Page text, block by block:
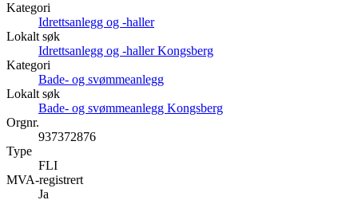
Kategori
Idrettsanlegg og -haller
Lokalt søk
Idrettsanlegg og -haller Kongsberg
Kategori
Bade- og svømmeanlegg
Lokalt søk
Bade- og svømmeanlegg Kongsberg
Orgnr.
937372876
Type
FLI
MVA-registrert
Ja